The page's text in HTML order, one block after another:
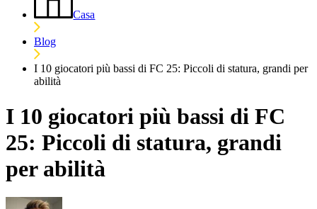
Casa
Blog
I 10 giocatori più bassi di FC 25: Piccoli di statura, grandi per
abilità
I 10 giocatori più bassi di FC
25: Piccoli di statura, grandi
per abilità